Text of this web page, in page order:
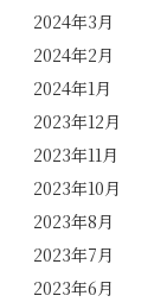
2024年3月
2024年2月
2024年1月
2023年12月
2023年11月
2023年10月
2023年8月
2023年7月
2023年6月